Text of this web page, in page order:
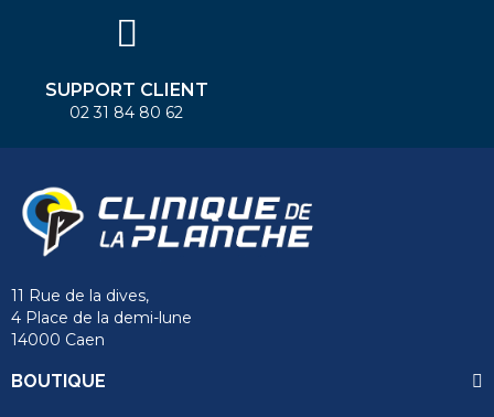
SUPPORT CLIENT
02 31 84 80 62
11 Rue de la dives,
4 Place de la demi-lune
14000 Caen
BOUTIQUE